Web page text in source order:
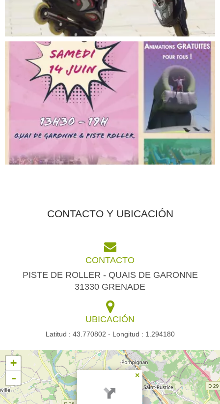
CONTACTO Y UBICACIÓN
CONTACTO
PISTE DE ROLLER - QUAIS DE GARONNE
31330 GRENADE
UBICACIÓN
Latitud : 43.770802 - Longitud : 1.294180
×
+
-